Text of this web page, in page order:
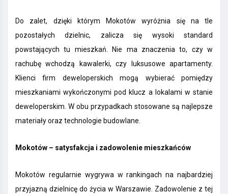
Do zalet, dzięki którym Mokotów wyróżnia się na tle
pozostałych dzielnic, zalicza się wysoki standard
powstających tu mieszkań. Nie ma znaczenia to, czy w
rachubę wchodzą kawalerki, czy luksusowe apartamenty.
Klienci firm deweloperskich mogą wybierać pomiędzy
mieszkaniami wykończonymi pod klucz a lokalami w stanie
deweloperskim. W obu przypadkach stosowane są najlepsze
materiały oraz technologie budowlane.
Mokotów – satysfakcja i zadowolenie mieszkańców
Mokotów regularnie wygrywa w rankingach na najbardziej
przyjazną dzielnicę do życia w Warszawie. Zadowolenie z tej